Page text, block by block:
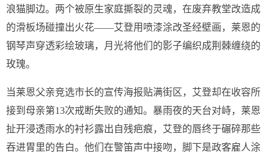
浪猫脚边。两个被原生家庭撕裂的灵魂，在废弃教堂改造成
的滑板场碰撞出火花——艾登用喷漆涂改圣经壁画，莱恩的
钢琴声穿透彩绘玻璃，月光将他们的影子编织成荆棘缠绕的
玫瑰。
当莱恩父亲竞选市长的宣传海报贴满街区，艾登却在收容所
接到母亲第13次戒断失败的通知。暴雨夜的天台对峙，莱恩
扯开浸透雨水的衬衫露出自残疤痕，艾登的唇终于碾碎那些
吞进胃里的告白。他们在警笛声中接吻，脚下是政客雇人涂